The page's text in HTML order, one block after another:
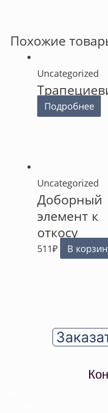
Похожие
Uncategorized
Подробнее
Uncategorized
Доборный
элемент к
откосу
511₽ В